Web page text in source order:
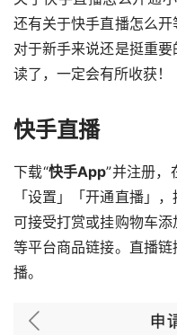
还有关于快手直播怎么
对于新手来说还是挺重
读了，一定会有所收获！
快手直播
下载“快手App”并注册，
「设置」「开通直播」
可接受打赏或挂购物车
等平台商品链接。直播
播。